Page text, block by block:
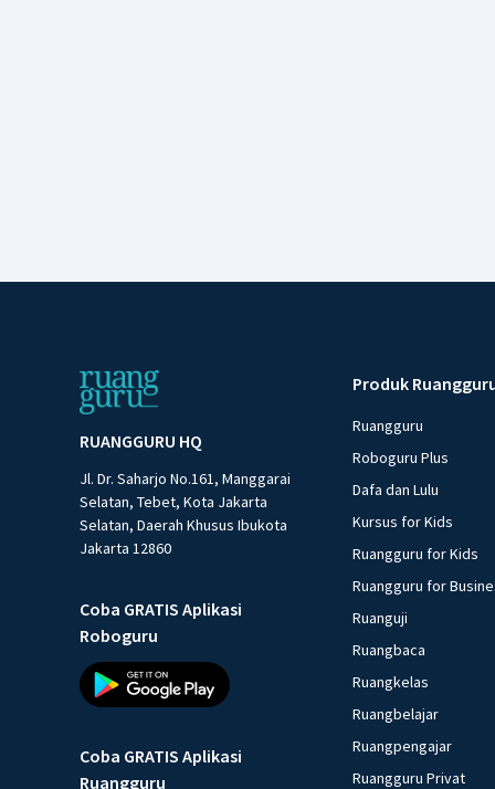
RUANGGURU HQ
Jl. Dr. Saharjo No.161, Manggarai
Selatan, Tebet, Kota Jakarta
Selatan, Daerah Khusus Ibukota
Jakarta 12860
Coba GRATIS Aplikasi
Roboguru
Coba GRATIS Aplikasi
Ruangguru
Produk
Ruangguru
Roboguru Plus
Dafa dan Lulu
Kursus for Kids
Ruangguru for Kids
Ruangguru for
Ruanguji
Ruangbaca
Ruangkelas
Ruangbelajar
Ruangpengajar
Ruangguru Privat